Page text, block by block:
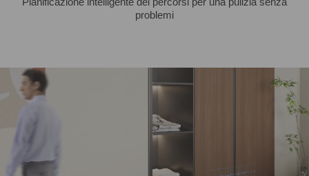
problemi